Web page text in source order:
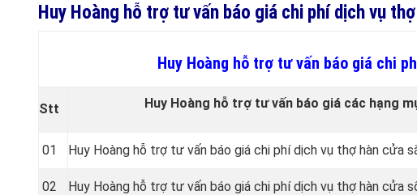
Huy Hoàng hỗ trợ tư vấn báo giá chi phí dịch vụ
Huy Hoàng hỗ trợ tư vấn báo giá chi
Stt Huy Hoàng hỗ trợ tư vấn báo giá các hạng
01 Huy Hoàng hỗ trợ tư vấn báo giá chi phí dịch vụ thợ hàn cửa
02 Huy Hoàng hỗ trợ tư vấn báo giá chi phí dịch vụ thợ hàn cửa